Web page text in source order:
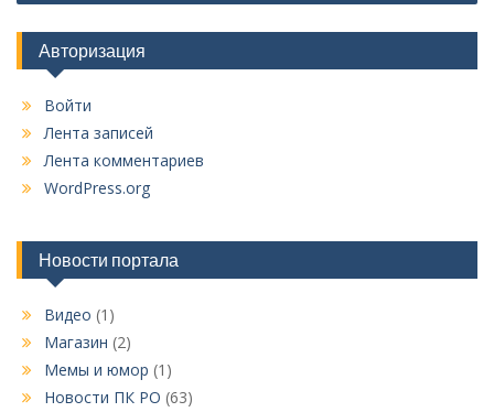
Авторизация
Войти
Лента записей
Лента комментариев
WordPress.org
Новости портала
Видео (1)
Магазин (2)
Мемы и юмор (1)
Новости ПК РО (63)